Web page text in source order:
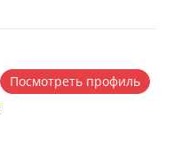
Посмотреть профиль